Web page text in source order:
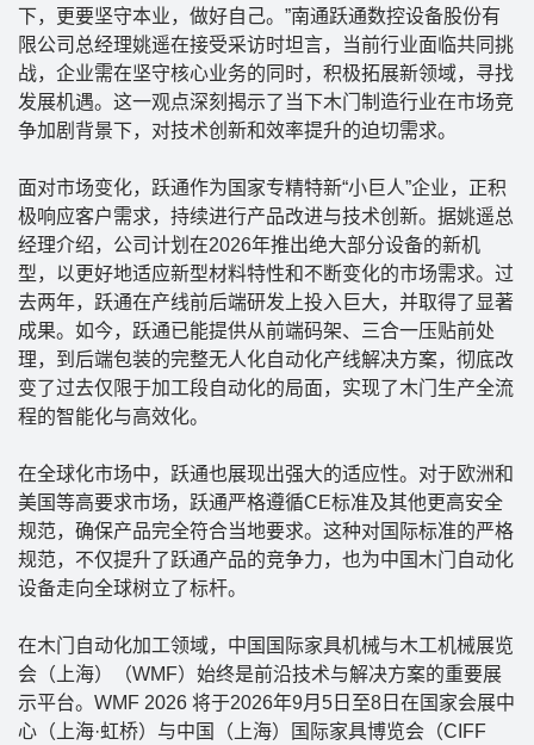
下，更要坚守本业，做好自己。”南通跃通数控设备股份有
限公司总经理姚遥在接受采访时坦言，当前行业面临共同挑
战，企业需在坚守核心业务的同时，积极拓展新领域，寻找
发展机遇。这一观点深刻揭示了当下木门制造行业在市场竞
争加剧背景下，对技术创新和效率提升的迫切需求。
面对市场变化，跃通作为国家专精特新“小巨人”企业，正积
极响应客户需求，持续进行产品改进与技术创新。据姚遥总
经理介绍，公司计划在2026年推出绝大部分设备的新机
型，以更好地适应新型材料特性和不断变化的市场需求。过
去两年，跃通在产线前后端研发上投入巨大，并取得了显著
成果。如今，跃通已能提供从前端码架、三合一压贴前处
理，到后端包装的完整无人化自动化产线解决方案，彻底改
变了过去仅限于加工段自动化的局面，实现了木门生产全流
程的智能化与高效化。
在全球化市场中，跃通也展现出强大的适应性。对于欧洲和
美国等高要求市场，跃通严格遵循CE标准及其他更高安全
规范，确保产品完全符合当地要求。这种对国际标准的严格
规范，不仅提升了跃通产品的竞争力，也为中国木门自动化
设备走向全球树立了标杆。
在木门自动化加工领域，中国国际家具机械与木工机械展览
会（上海）（WMF）始终是前沿技术与解决方案的重要展
示平台。WMF 2026 将于2026年9月5日至8日在国家会展中
心（上海·虹桥）与中国（上海）国际家具博览会（CIFF